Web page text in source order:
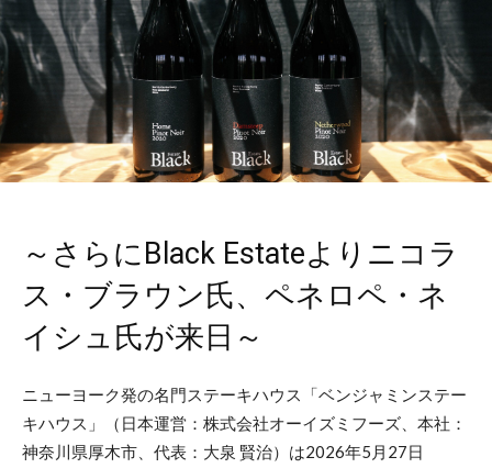
～さらにBlack Estateよりニコラ
ス・ブラウン氏、ペネロペ・ネ
イシュ氏が来日～
ニューヨーク発の名門ステーキハウス「ベンジャミンステー
キハウス」（日本運営：株式会社オーイズミフーズ、本社：
神奈川県厚木市、代表：大泉 賢治）は2026年5月27日